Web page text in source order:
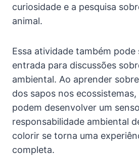
curiosidade e a pesquisa
animal.
Essa atividade também
entrada para discussões
ambiental. Ao aprender
dos sapos nos
podem desenvolver um
responsabilidade ambiental
colorir se torna uma
completa.